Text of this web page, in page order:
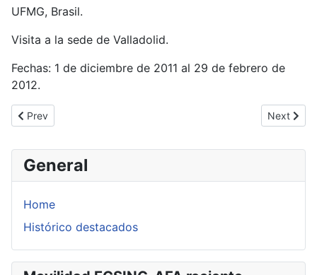
General
Home
Histórico destacados
UFMG, Brasil.
Visita a la sede de Valladolid.
Fechas: 1 de diciembre de 2011 al 29 de febrero de
2012.
Previous article: Francisco Ugarte Guerra
Prev Next
Next